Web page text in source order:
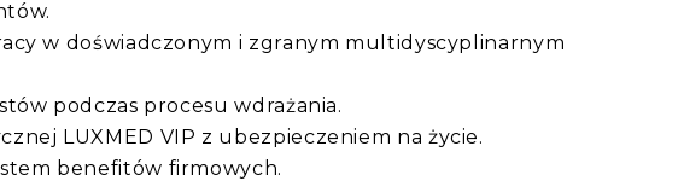
w doświadczonym i zgranym multidyscyplinarnym
podczas procesu wdrażania.
LUXMED VIP z ubezpieczeniem na życie.
benefitów firmowych.